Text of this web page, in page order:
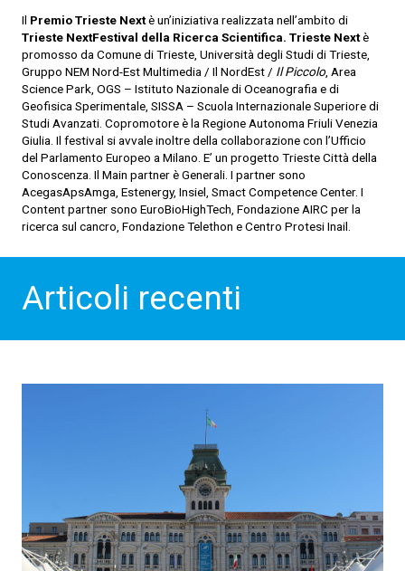
Il Premio Trieste Nextè un’iniziativa realizzata nell’ambito di
Trieste NextFestival della Ricerca Scientifica. Trieste Nextè
promosso da Comune di Trieste, Università degli Studi di Trieste,
Gruppo NEM Nord-Est Multimedia / Il NordEst / Il Piccolo, Area
Science Park, OGS – Istituto Nazionale di Oceanografia e di
Geofisica Sperimentale, SISSA – Scuola Internazionale Superiore di
Studi Avanzati. Copromotore è la Regione Autonoma Friuli Venezia
Giulia. Il festival si avvale inoltre della collaborazione con l’Ufficio
del Parlamento Europeo a Milano. E’ un progetto Trieste Città della
Conoscenza. Il Main partner è Generali. I partner sono
AcegasApsAmga, Estenergy, Insiel, Smact Competence Center. I
Content partner sono EuroBioHighTech, Fondazione AIRC per la
ricerca sul cancro, Fondazione Telethon e Centro Protesi Inail.
Articoli recenti